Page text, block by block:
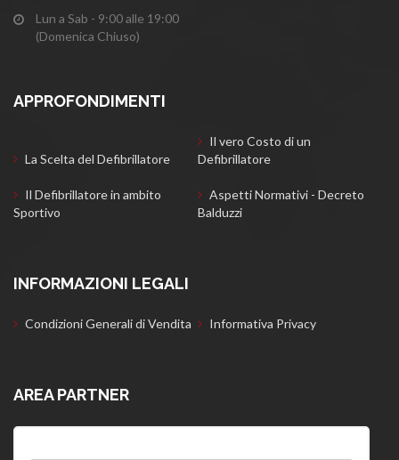
Lun a Sab - 9:00 alle 19:00
(Domenica Chiuso)
APPROFONDIMENTI
La Scelta del Defibrillatore
Il vero Costo di un
Defibrillatore
Il Defibrillatore in ambito
Sportivo
Aspetti Normativi - Decreto
Balduzzi
INFORMAZIONI LEGALI
Condizioni Generali di Vendita Informativa Privacy
AREA PARTNER